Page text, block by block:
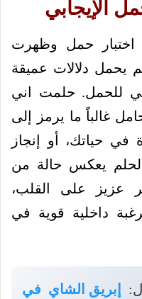
الإيجابي
اختبار حمل وظهرت
يحمل دلالات عميقة
للحمل. حلمت اني
غالباً ما يرمز إلى
في حياتك، أو إنجاز
يعكس حالة من
عزيز على القلب،
داخلية قوية في
إبريق الشاي في